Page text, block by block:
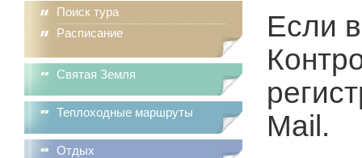
Поиск тура
Расписание
Святая Земля
Теплоходные маршруты
Отдых
Если
Mail.